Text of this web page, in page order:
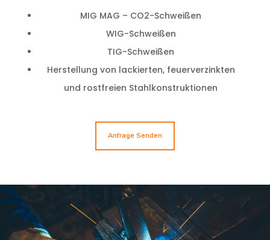
MIG MAG – CO2-Schweißen
WIG-Schweißen
TIG-Schweißen
Herstellung von lackierten, feuerverzinkten
und rostfreien Stahlkonstruktionen
Anfrage Senden